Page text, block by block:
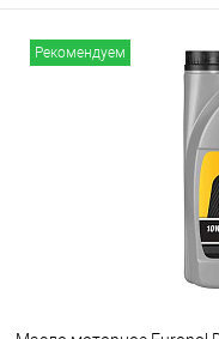
Рекомендуем